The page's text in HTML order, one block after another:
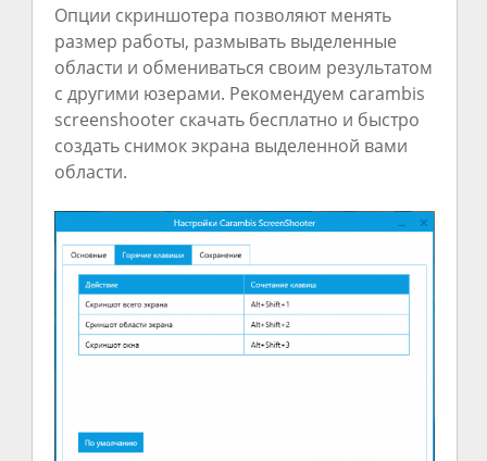
Опции скриншотера позволяют менять
размер работы, размывать выделенные
области и обмениваться своим результатом
с другими юзерами. Рекомендуем carambis
screenshooter скачать бесплатно и быстро
создать снимок экрана выделенной вами
области.